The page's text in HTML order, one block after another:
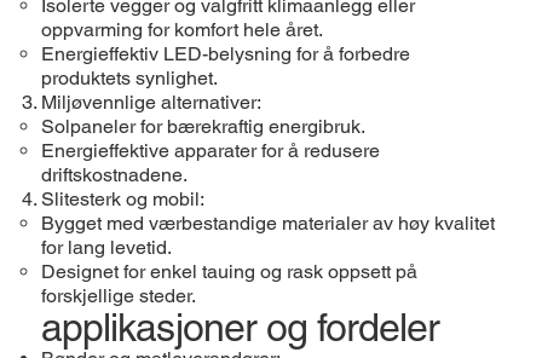
Isolerte vegger og valgfritt klimaanlegg eller
oppvarming for komfort hele året.
Energieffektiv LED-belysning for å forbedre
produktets synlighet.
Miljøvennlige alternativer:
Solpaneler for bærekraftig energibruk.
Energieffektive apparater for å redusere
driftskostnadene.
Slitesterk og mobil:
Bygget med værbestandige materialer av høy kvalitet
for lang levetid.
Designet for enkel tauing og rask oppsett på
forskjellige steder.
applikasjoner og fordeler